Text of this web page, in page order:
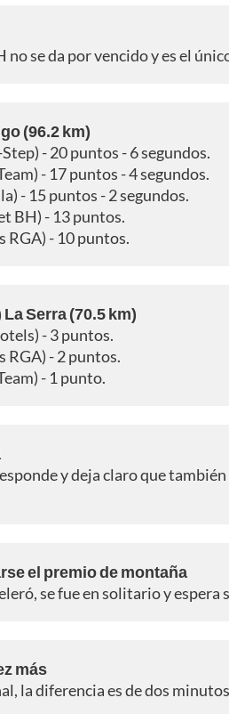
se da por vencido y es el
(96.2 km)
- 20 puntos - 6 segundos.
- 17 puntos - 4 segundos.
- 15 puntos - 2 segundos.
BH) - 13 puntos.
RGA) - 10 puntos.
Serra (70.5 km)
- 3 puntos.
RGA) - 2 puntos.
- 1 punto.
y deja claro que
el premio de montaña
se fue en solitario y espera
más
la diferencia es de dos